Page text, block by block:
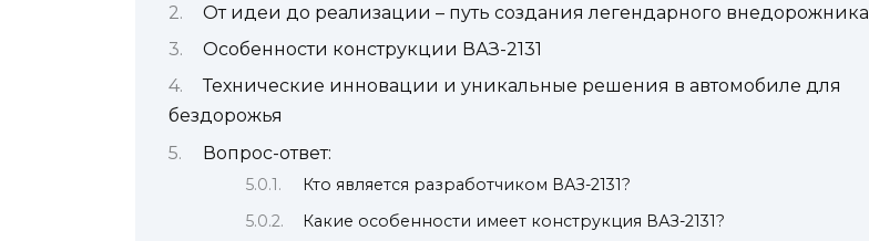
От идеи до реализации – путь создания легендарного внедорожника
Особенности конструкции ВАЗ-2131
Технические инновации и уникальные решения в автомобиле для
бездорожья
Вопрос-ответ:
Кто является разработчиком ВАЗ-2131?
Какие особенности имеет конструкция ВАЗ-2131?